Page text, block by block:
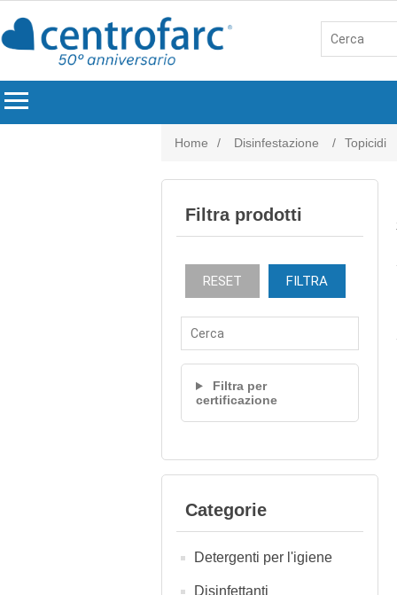
menu
Home / Disinfestazione / Topicidi
Filtra prodotti
RESET FILTRA
Filtra per
certificazione
Categorie
Detergenti per l'igiene
Disinfettanti